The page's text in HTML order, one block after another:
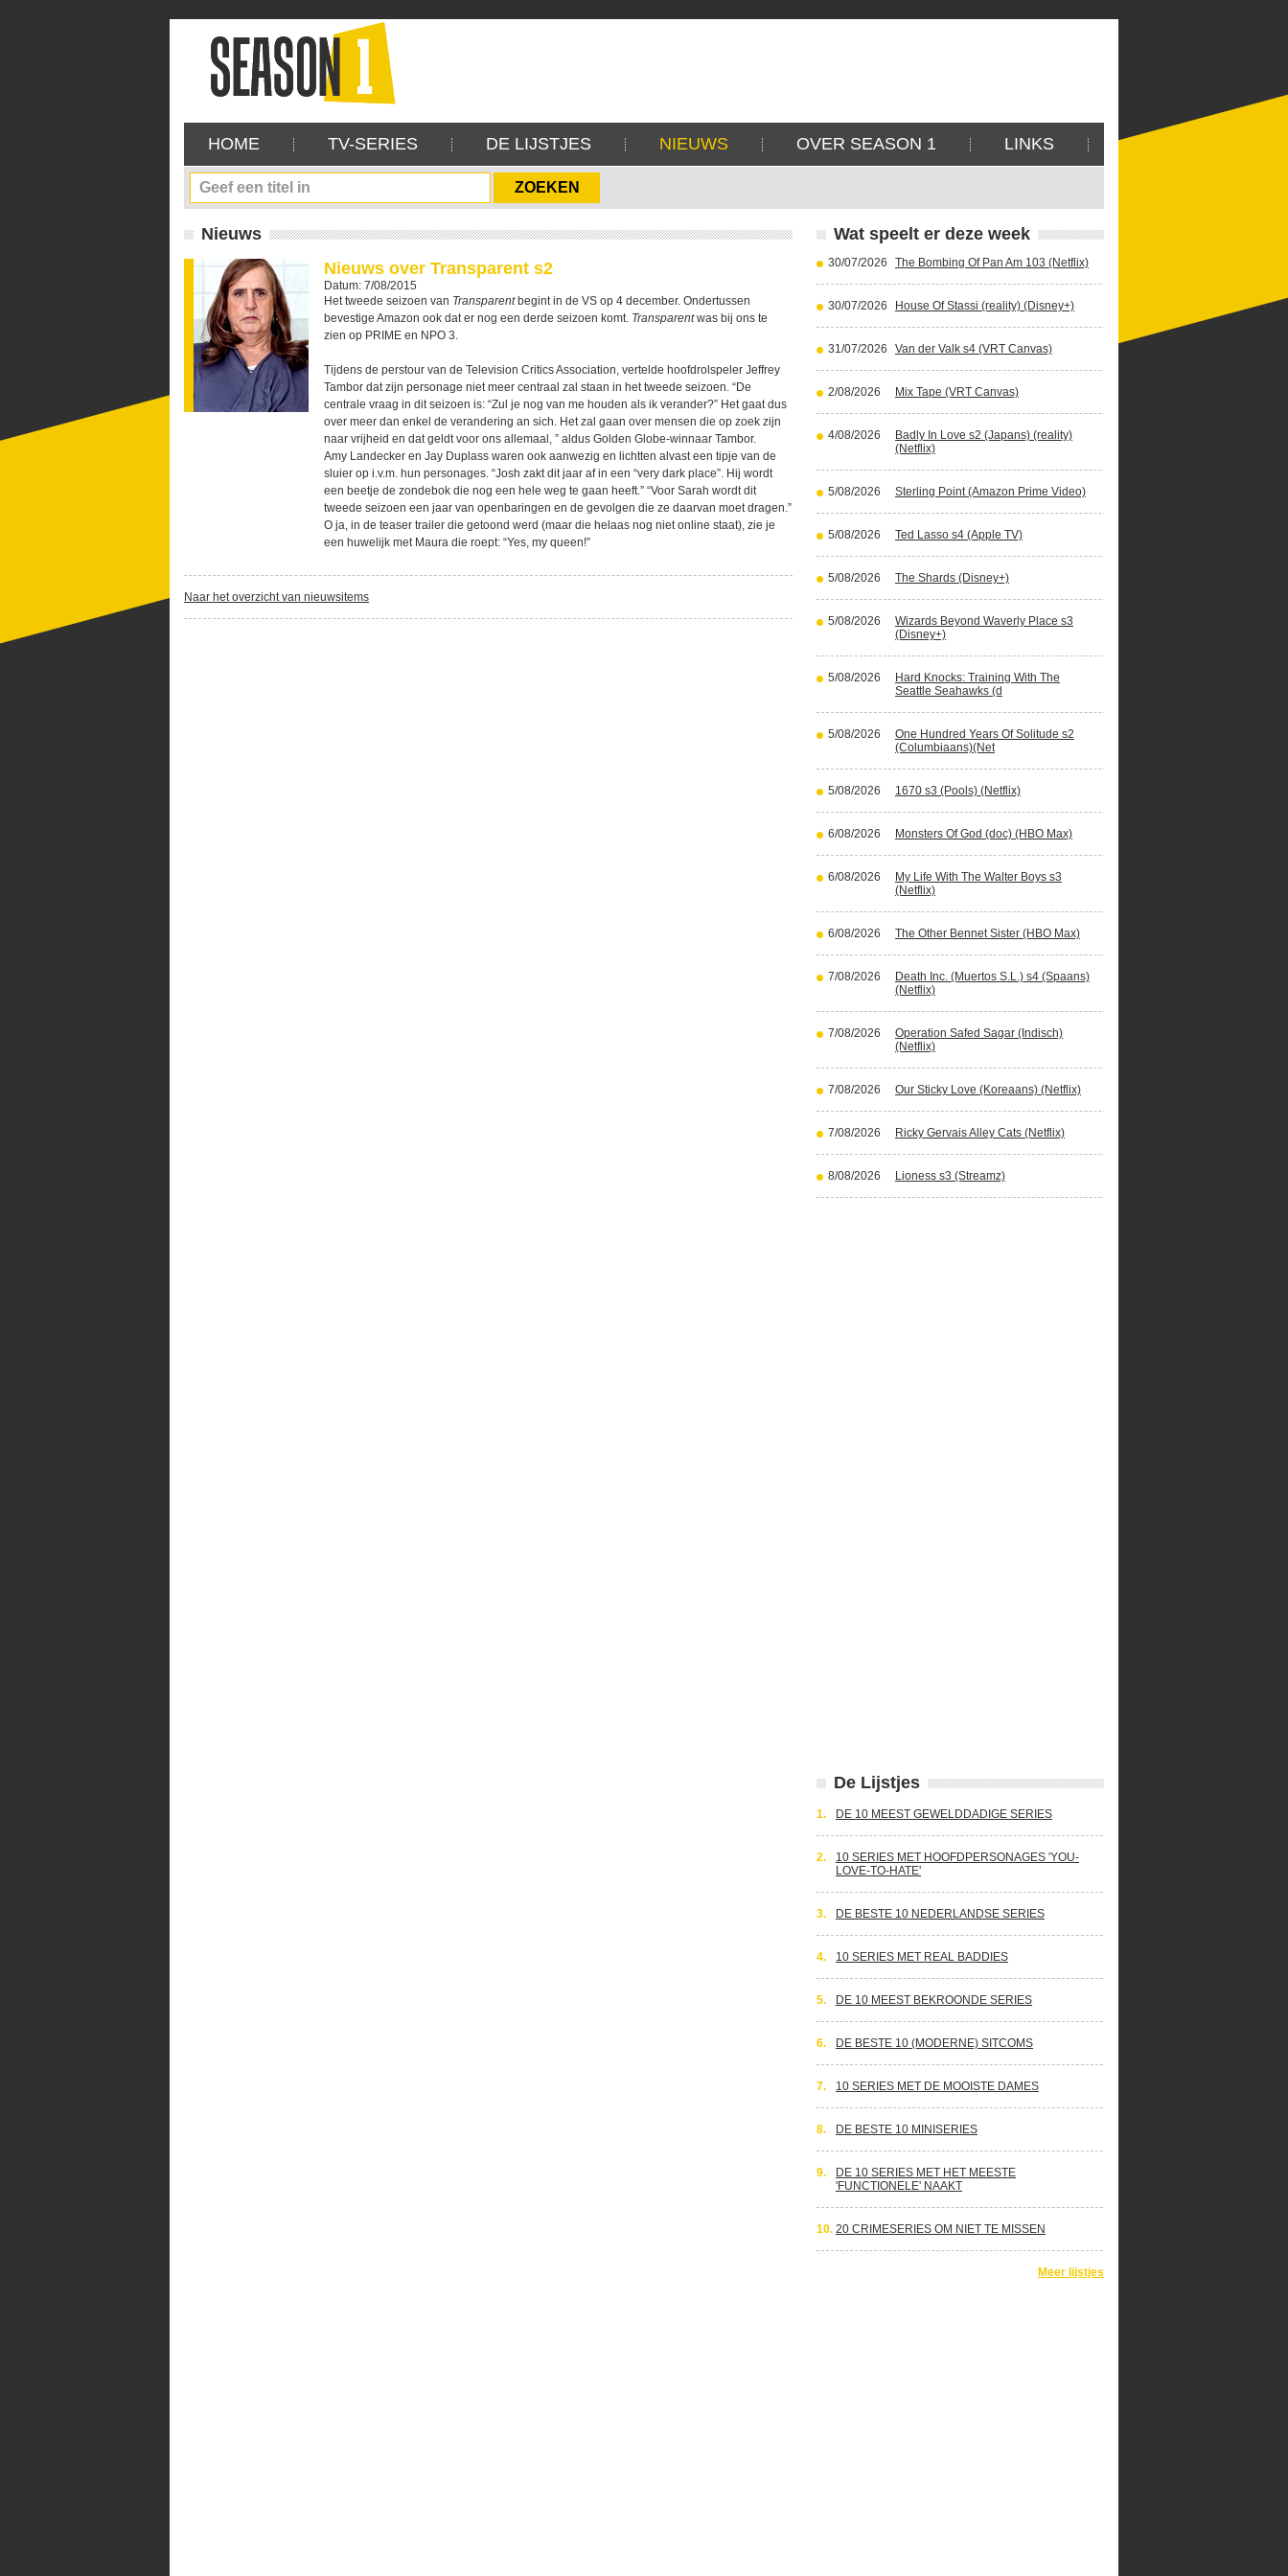
HOME TV-SERIES DE LIJSTJES NIEUWS OVER SEASON 1 LINKS
Nieuws
Nieuws over Transparent s2
Datum: 7/08/2015
Het tweede seizoen van Transparentbegint in de VS op 4 december. Ondertussen
bevestige Amazon ook dat er nog een derde seizoen komt. Transparentwas bij ons te
zien op PRIME en NPO 3.
Tijdens de perstour van de Television Critics Association, vertelde hoofdrolspeler Jeffrey
Tambor dat zijn personage niet meer centraal zal staan in het tweede seizoen. “De
centrale vraag in dit seizoen is: “Zul je nog van me houden als ik verander?” Het gaat dus
over meer dan enkel de verandering an sich. Het zal gaan over mensen die op zoek zijn
naar vrijheid en dat geldt voor ons allemaal, ” aldus Golden Globe-winnaar Tambor.
Amy Landecker en Jay Duplass waren ook aanwezig en lichtten alvast een tipje van de
sluier op i.v.m. hun personages. “Josh zakt dit jaar af in een “very dark place”. Hij wordt
een beetje de zondebok die nog een hele weg te gaan heeft.” “Voor Sarah wordt dit
tweede seizoen een jaar van openbaringen en de gevolgen die ze daarvan moet dragen.”
O ja, in de teaser trailer die getoond werd (maar die helaas nog niet online staat), zie je
een huwelijk met Maura die roept: “Yes, my queen!”
Naar het overzicht van nieuwsitems
Wat speelt er deze week
30/07/2026 The Bombing Of Pan Am 103 (Netflix)
30/07/2026 House Of Stassi (reality) (Disney+)
31/07/2026 Van der Valk s4 (VRT Canvas)
2/08/2026 Mix Tape (VRT Canvas)
4/08/2026
Badly In Love s2 (Japans) (reality)
(Netflix)
5/08/2026 Sterling Point (Amazon Prime Video)
5/08/2026 Ted Lasso s4 (Apple TV)
5/08/2026 The Shards (Disney+)
5/08/2026
Wizards Beyond Waverly Place s3
(Disney+)
5/08/2026
Hard Knocks: Training With The
Seattle Seahawks (d
5/08/2026
One Hundred Years Of Solitude s2
(Columbiaans)(Net
5/08/2026 1670 s3 (Pools) (Netflix)
6/08/2026 Monsters Of God (doc) (HBO Max)
6/08/2026
My Life With The Walter Boys s3
(Netflix)
6/08/2026 The Other Bennet Sister (HBO Max)
7/08/2026
Death Inc. (Muertos S.L.) s4 (Spaans)
(Netflix)
7/08/2026
Operation Safed Sagar (Indisch)
(Netflix)
7/08/2026 Our Sticky Love (Koreaans) (Netflix)
7/08/2026 Ricky Gervais Alley Cats (Netflix)
8/08/2026 Lioness s3 (Streamz)
De Lijstjes
1. DE 10 MEEST GEWELDDADIGE SERIES
2.
10 SERIES MET HOOFDPERSONAGES 'YOU-
LOVE-TO-HATE'
3. DE BESTE 10 NEDERLANDSE SERIES
4. 10 SERIES MET REAL BADDIES
5. DE 10 MEEST BEKROONDE SERIES
6. DE BESTE 10 (MODERNE) SITCOMS
7. 10 SERIES MET DE MOOISTE DAMES
8. DE BESTE 10 MINISERIES
9.
DE 10 SERIES MET HET MEESTE
'FUNCTIONELE' NAAKT
10. 20 CRIMESERIES OM NIET TE MISSEN
Meer lijstjes